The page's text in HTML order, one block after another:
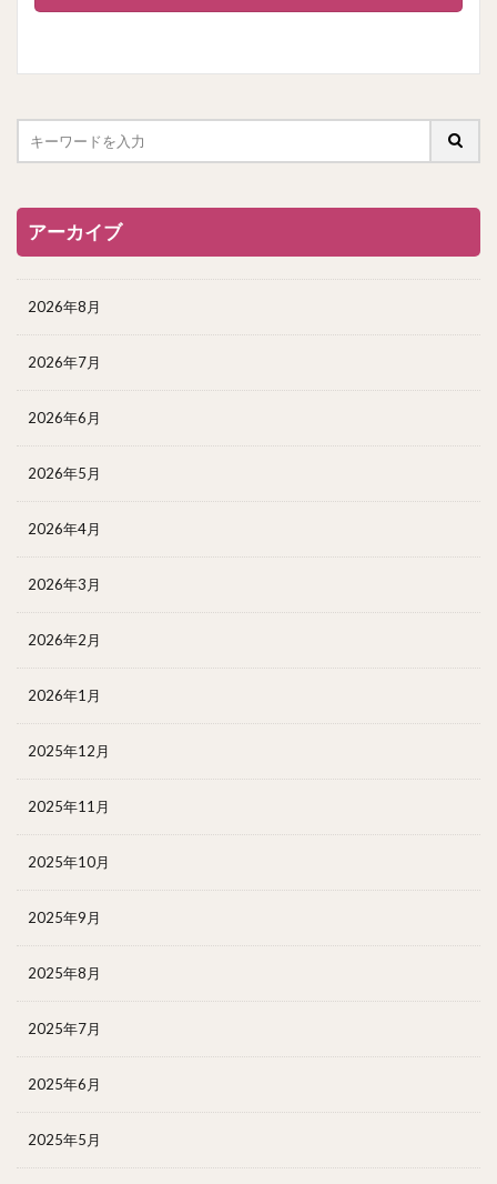
アーカイブ
2026年8月
2026年7月
2026年6月
2026年5月
2026年4月
2026年3月
2026年2月
2026年1月
2025年12月
2025年11月
2025年10月
2025年9月
2025年8月
2025年7月
2025年6月
2025年5月